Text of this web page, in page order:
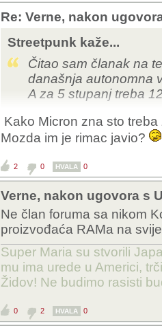
Re: Verne, nakon
Streetpunk kaže...
Čitao sam članak na
današnja autonomna
A za 5 stupanj treba
Uz ove cjene
Kako Micron zna sto
Mozda im je rimac javio?
2 0 HVALA 0
Verne, nakon ugovora s
Ne član foruma sa nikom
proizvođaća RAMa na
Super Maria su stvorili
mu ima urede u Americi,
Židov! Ne budimo rasisti
0 2 HVALA 0